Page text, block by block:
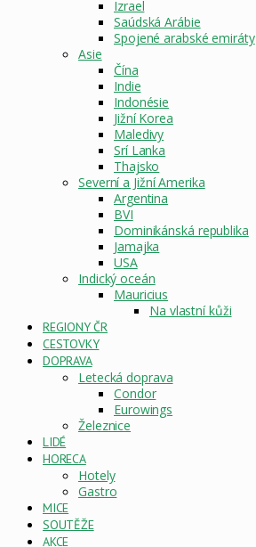
Izrael
Saúdská Arábie
Spojené arabské emiráty
Asie
Čína
Indie
Indonésie
Jižní Korea
Maledivy
Srí Lanka
Thajsko
Severní a Jižní Amerika
Argentina
BVI
Dominikánská republika
Jamajka
USA
Indický oceán
Mauricius
Na vlastní kůži
REGIONY ČR
CESTOVKY
DOPRAVA
Letecká doprava
Condor
Eurowings
Železnice
LIDÉ
HORECA
Hotely
Gastro
MICE
SOUTĚŽE
AKCE